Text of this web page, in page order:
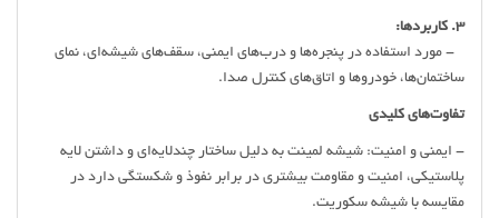
3. کاربردها:
- مورد استفاده در پنجره‌ها و درب‌های ایمنی، سقف‌های شیشه‌ای، نمای
ساختمان‌ها، خودروها و اتاق‌های کنترل صدا.
تفاوت‌های کلیدی
- ایمنی و امنیت: شیشه لمینت به دلیل ساختار چندلایه‌ای و داشتن لایه
پلاستیکی، امنیت و مقاومت بیشتری در برابر نفوذ و شکستگی دارد در
مقایسه با شیشه سکوریت.